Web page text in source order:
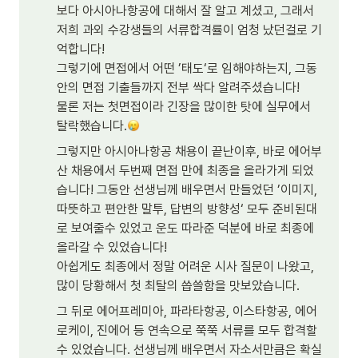
보다 아시아나항공에 대해서 잘 알고 계셨고, 그래서
저희 과외 수강생들의 서류합격률이 엄청 났던걸로 기
억합니다!
그렇기에 면접에서 어떤 ’태도‘로 임해야하는지, 그동
안의 면접 기출들까지 전부 싹다 알려주셨습니다!
물론 저는 첫면접이라 긴장을 많이한 탓에 실무에서
탈락했습니다.
그렇지만 아시아나항공 채용이 끝난이후, 바로 에어부
산 채용에서 두번째 면접 만에 최종을 올라가게 되었
습니다! 그동안 선생님께 배우면서 만들었던 ’이미지,
따뜻하고 편안한 말투, 답변의 방향성‘ 모두 준비된대
로 보여줄수 있었고 운도 따라준 덕분에 바로 최종에
올라갈 수 있었습니다!
아쉽게도 최종에서 정말 어려운 시사 질문이 나왔고,
많이 당황해서 첫 최탈의 씁쓸함을 맛보았습니다.
그 뒤로 에어프레미아, 파라타항공, 이스타항공, 에어
로케이, 진에어 등 연속으로 쭉쭉 서류를 모두 합격할
수 있었습니다. 선생님께 배우면서 자소서만큼은 확실